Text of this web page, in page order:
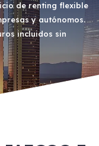
de renting flexible
y autónomos.
incluidos sin